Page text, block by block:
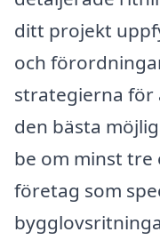
ditt projekt
och
strategierna för
den bästa
be om minst
företag som